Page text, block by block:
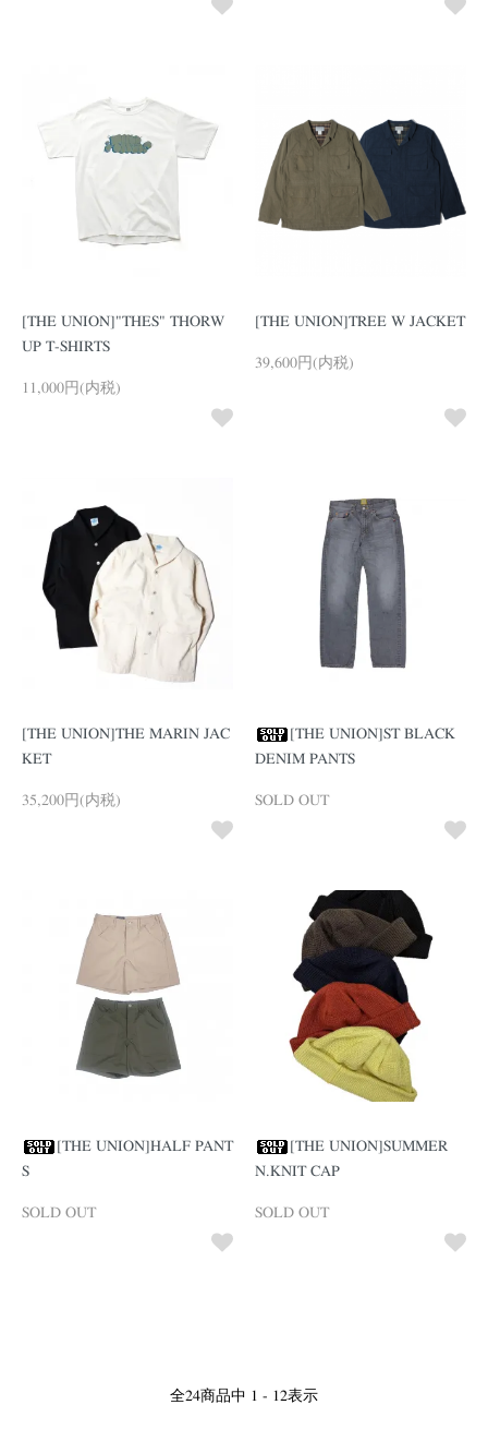
[THE UNION]"THES" THORW
UP T-SHIRTS
11,000円(内税)
[THE UNION]TREE W JACKET
39,600円(内税)
[THE UNION]THE MARIN JAC
KET
35,200円(内税)
[THE UNION]ST BLACK
DENIM PANTS
SOLD OUT
[THE UNION]HALF PANT
S
SOLD OUT
[THE UNION]SUMMER
N.KNIT CAP
SOLD OUT
全24商品中 1 - 12表示